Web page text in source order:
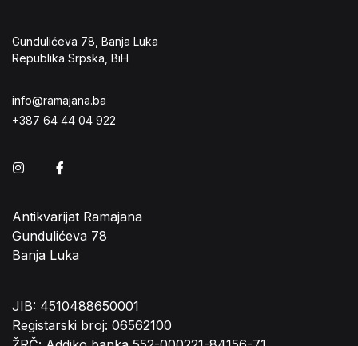
Gundulićeva 78, Banja Luka
Republika Srpska, BiH
info@ramajana.ba
+387 64 44 04 922
Instagram
Antikvarijat Ramajana
Gundulićeva 78
Banja Luka
JIB: 4510488650001
Registarski broj: 06562100